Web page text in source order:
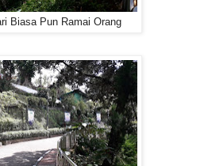
Biasa Pun Ramai Orang